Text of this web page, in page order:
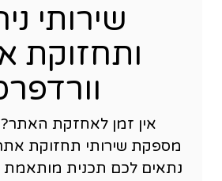
שירותי
ותחזוקת
מספקת שירותי תחזוקת
נתאים לכם תכנית מותאמת